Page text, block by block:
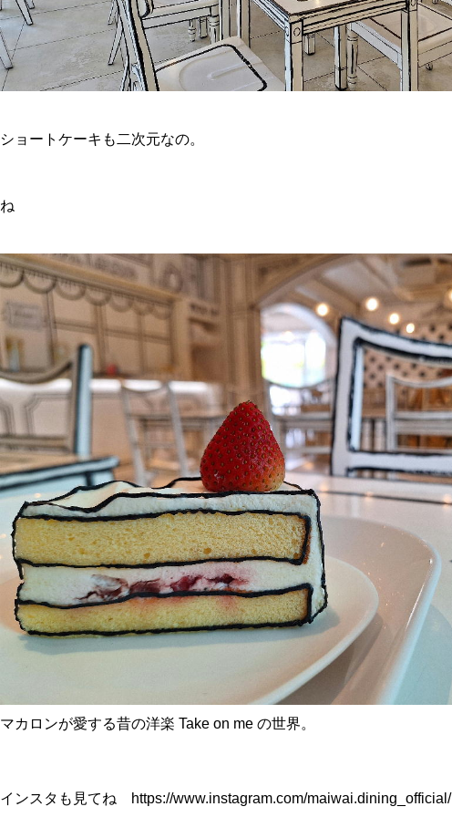
ショートケーキも二次元なの。
ね
マカロンが愛する昔の洋楽 Take on me の世界。
インスタも見てね https://www.instagram.com/maiwai.dining_official/